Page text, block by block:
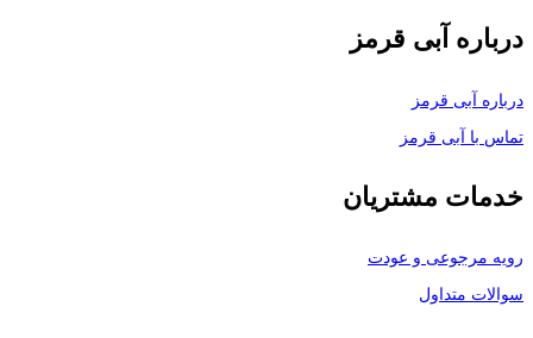
درباره آبی قرمز
درباره آبی قرمز
تماس با آبی قرمز
خدمات مشتریان
رویه مرجوعی و عودت
سوالات متداول